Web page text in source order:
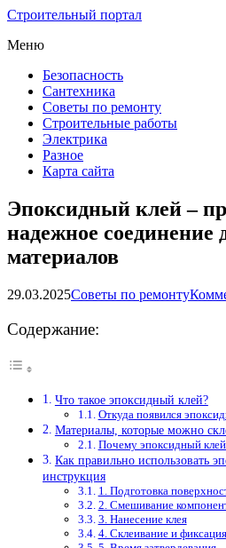
Строительный портал
Меню
Безопасность
Сантехника
Советы по ремонту
Строительные работы
Электрика
Разное
Карта сайта
Эпоксидный клей –
надежное
материалов
29.03.2025Советы по ремонту
Содержание:
Что такое эпоксидный клей?
Откуда появился
Материалы, которые можно
Почему эпоксидный
Как правильно использовать
инструкция
1. Подготовка
2. Смешивание
3. Нанесение клея
4. Склеивание и фиксация